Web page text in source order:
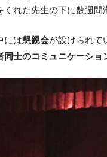
くれた先生の下に数週間
には懇親会が設けられて
同士のコミュニケーショ